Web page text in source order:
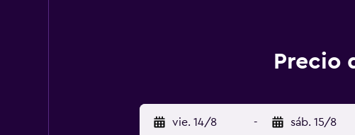
Precio
vie. 14/8 - sáb. 15/8